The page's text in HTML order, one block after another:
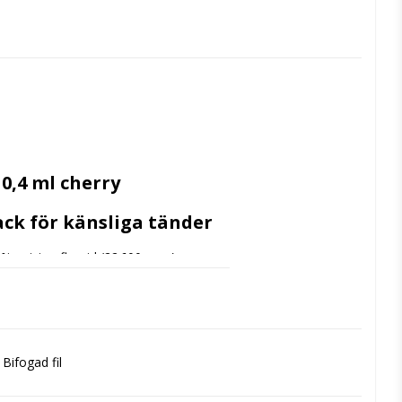
ml cherry
för känsliga tänder
natriumfluorid (22 600 ppm) som
transparenta konsistensen
i upp till 4 timmar.
Bifogad fil